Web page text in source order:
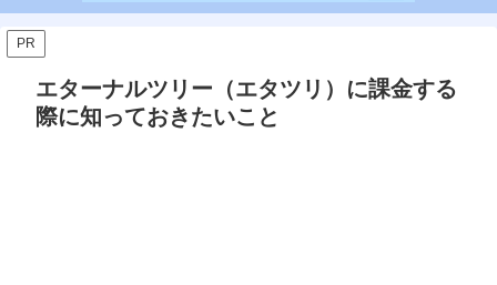
PR
エターナルツリー（エタツリ）に課金する
際に知っておきたいこと